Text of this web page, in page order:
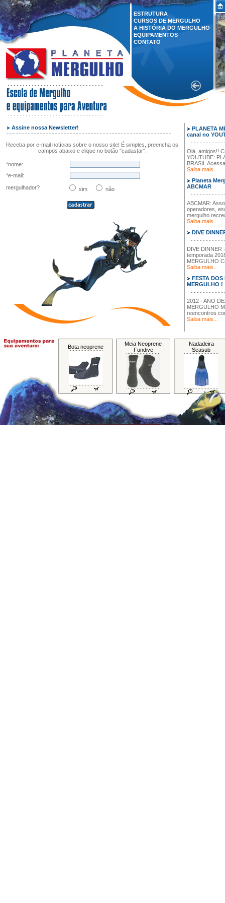
ESTRUTURA
CURSOS DE MERGULHO
A HISTÓRIA DO MERGULHO
EQUIPAMENTOS
CONTATO
Assine nossa Newsletter!
Receba por e-mail notícias sobre o nosso site! É simples, preencha os
campos abaixo e clique no botão "cadastar".
*nome:
*e-mail:
mergulhador?
sim não
PLANETA
canal no
Olá, amigos!!
YOUTUBE:
BRASIL
Saiba mais...
Planeta
ABCMAR
ABCMAR:
operadores,
mergulho
Saiba mais...
DIVE
DIVE DINNER
temporada
MERGULHO
Saiba mais...
FESTA DOS
MERGULHO !
2012 - ANO
MERGULHO
reencontros
Saiba mais...
Bota neoprene
Meia Neoprene
Fundive
Nadadeira
Seasub